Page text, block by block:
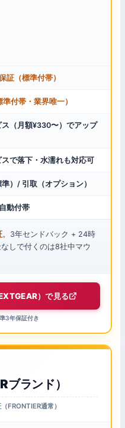
証（標準付帯）
付帯・業界唯一）
（月額¥330〜）でアップ
で落下・水濡れも対応可
）/ 引取（オプション）
動付帯
。3年センドバック + 24時
しで付くのは8社中マウ
）で見る
3年保証付き
ランド）
FRONTIER通常）